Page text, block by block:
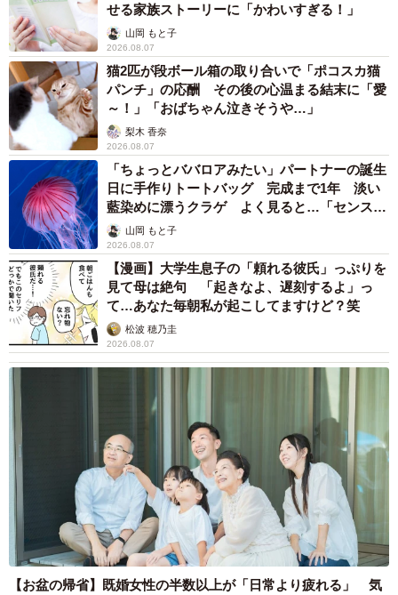
せる家族ストーリーに「かわいすぎる！」
山岡 もと子
2026.08.07
猫2匹が段ボール箱の取り合いで「ポコスカ猫
パンチ」の応酬 その後の心温まる結末に「愛
～！」「おばちゃん泣きそうや…」
梨木 香奈
2026.08.07
「ちょっとババロアみたい」パートナーの誕生
日に手作りトートバッグ 完成まで1年 淡い
藍染めに漂うクラゲ よく見ると…「センスす
ごい」山岡 もと子
2026.08.07
【漫画】大学生息子の「頼れる彼氏」っぷりを
見て母は絶句 「起きなよ、遅刻するよ」っ
て…あなた毎朝私が起こしてますけど？笑
松波 穂乃圭
2026.08.07
【お盆の帰省】既婚女性の半数以上が「日常より疲れる」 気